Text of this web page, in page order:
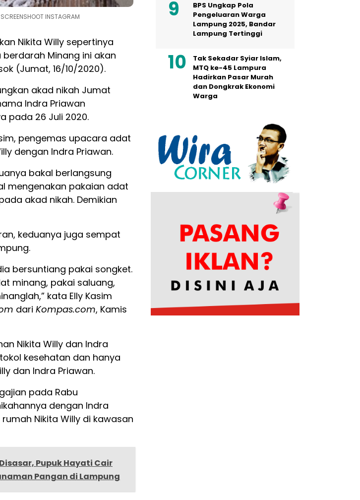
INSTAGRAM
Nikita Willy sepertinya
Minang ini akan
(Jumat, 16/10/2020).
akad nikah Jumat
Indra Priawan
pada 26 Juli 2020.
pengemas upacara adat
dengan Indra Priawan.
bakal berlangsung
mengenakan pakaian adat
akad nikah. Demikian
keduanya juga sempat
bersuntiang pakai songket.
minang, pakai saluang,
kata Elly Kasim
dari Kompas.com, Kamis
Nikita Willy dan Indra
kesehatan dan hanya
dan Indra Priawan.
pada Rabu
dengan Indra
Nikita Willy di kawasan
Pupuk Hayati Cair
Pangan di Lampung
BPS Ungkap Pola
Pengeluaran Warga
Lampung 2025, Bandar
Lampung Tertinggi
Tak Sekadar Syiar Islam,
MTQ ke-45 Lampura
Hadirkan Pasar Murah
dan Dongkrak Ekonomi
Warga